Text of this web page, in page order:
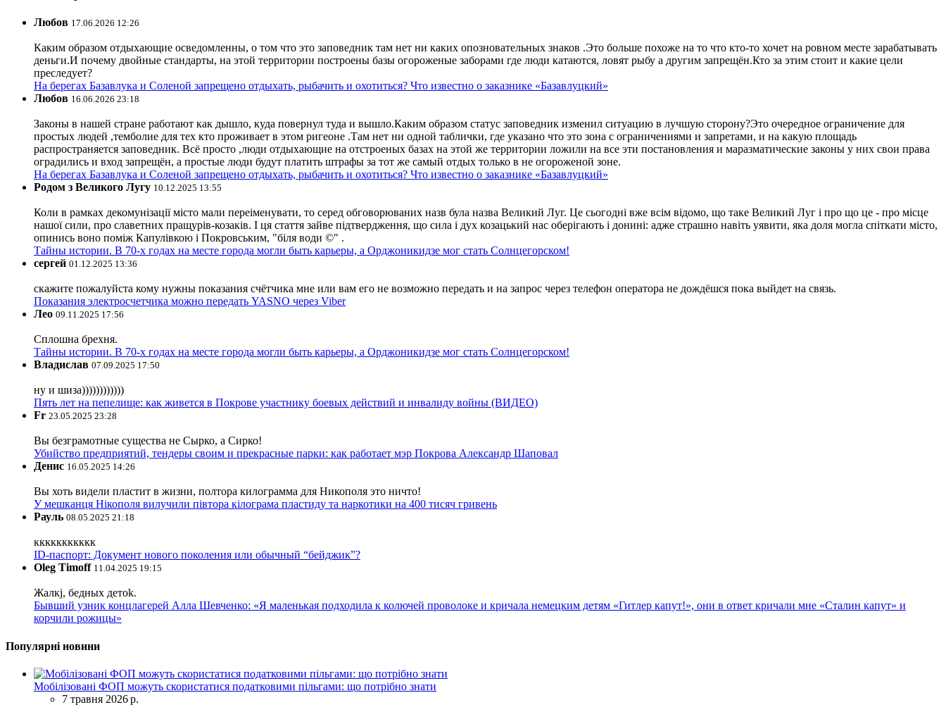
Любов 17.06.2026 12:26
Каким образом отдыхающие осведомленны, о том что это заповедник там нет ни каких опозновательных знаков .Это больше похоже на то что кто-то хочет на ровном месте зарабатывать
деньги.И почему двойные стандарты, на этой территории построены базы огороженые заборами где люди катаются, ловят рыбу а другим запрещён.Кто за этим стоит и какие цели
преследует?
На берегах Базавлука и Соленой запрещено отдыхать, рыбачить и охотиться? Что известно о заказнике «Базавлуцкий»
Любов 16.06.2026 23:18
Законы в нашей стране работают как дышло, куда повернул туда и вышло.Каким образом статус заповедник изменил ситуацию в лучшую сторону?Это очередное ограничение для
простых людей ,темболие для тех кто проживает в этом ригеоне .Там нет ни одной таблички, где указано что это зона с ограничениями и запретами, и на какую площадь
распространяется заповедник. Всё просто ,люди отдыхающие на отстроеных базах на этой же территории ложили на все эти постановления и маразматические законы у них свои права
оградились и вход запрещён, а простые люди будут платить штрафы за тот же самый отдых только в не огороженой зоне.
На берегах Базавлука и Соленой запрещено отдыхать, рыбачить и охотиться? Что известно о заказнике «Базавлуцкий»
Родом з Великого Лугу 10.12.2025 13:55
Коли в рамках декомунізації місто мали переіменувати, то серед обговорюваних назв була назва Великий Луг. Це сьогодні вже всім відомо, що таке Великий Луг і про що це - про місце
нашої сили, про славетних пращурів-козаків. І ця стаття зайве підтвердження, що сила і дух козацький нас оберігають і донині: адже страшно навіть уявити, яка доля могла спіткати місто,
опинись воно поміж Капулівкою і Покровським, "біля води ©" .
Тайны истории. В 70-х годах на месте города могли быть карьеры, а Орджоникидзе мог стать Солнцегорском!
сергей 01.12.2025 13:36
скажите пожалуйста кому нужны показания счётчика мне или вам его не возможно передать и на запрос через телефон оператора не дождёшся пока выйдет на связь.
Показания электросчетчика можно передать YASNO через Viber
Лео 09.11.2025 17:56
Сплошна брехня.
Тайны истории. В 70-х годах на месте города могли быть карьеры, а Орджоникидзе мог стать Солнцегорском!
Владислав 07.09.2025 17:50
ну и шиза))))))))))))
Пять лет на пепелище: как живется в Покрове участнику боевых действий и инвалиду войны (ВИДЕО)
Fr 23.05.2025 23:28
Вы безграмотные существа не Сырко, а Сирко!
Убийство предприятий, тендеры своим и прекрасные парки: как работает мэр Покрова Александр Шаповал
Денис 16.05.2025 14:26
Вы хоть видели пластит в жизни, полтора килограмма для Никополя это ничто!
У мешканця Нікополя вилучили півтора кілограма пластиду та наркотики на 400 тисяч гривень
Рауль 08.05.2025 21:18
ккккккккккк
ID-паспорт: Документ нового поколения или обычный “бейджик”?
Oleg Timoff 11.04.2025 19:15
Жалкj, бедных детok.
Бывший узник концлагерей Алла Шевченко: «Я маленькая подходила к колючей проволоке и кричала немецким детям «Гитлер капут!», они в ответ кричали мне «Сталин капут» и
корчили рожицы»
Популярні новини
Мобілізовані ФОП можуть скористатися податковими пільгами: що потрібно знати
7 травня 2026 р.